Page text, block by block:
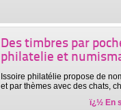
Des timbres par
philatelie et
Issoire philatélie propose de
et par thèmes avec des chats,
ï¿½ En